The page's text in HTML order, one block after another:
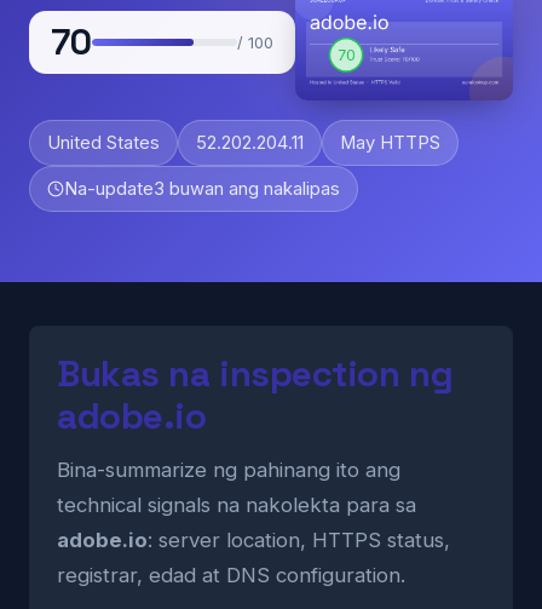
70 / 100
United States 52.202.204.11 May HTTPS
Na-update3 buwan ang nakalipas
Bukas na inspection ng
adobe.io
Bina-summarize ng pahinang ito ang
technical signals na nakolekta para sa
adobe.io: server location, HTTPS status,
registrar, edad at DNS configuration.